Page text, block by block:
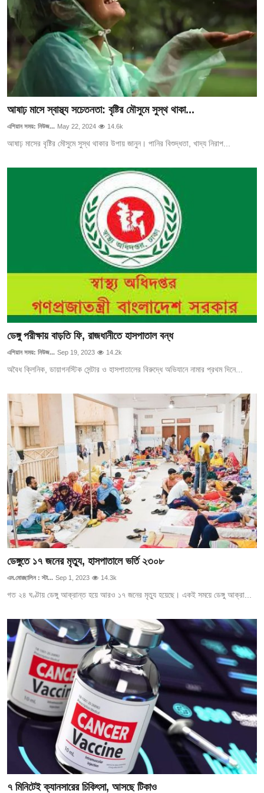
চাকরি
আষাঢ় মাসে স্বাস্থ্য সচেতনতা: বৃষ্টির মৌসুমে সুস্থ থাকা...
এশিয়ান সময়: নিউজ... May 22, 2024 14.6k
আষাঢ় মাসের বৃষ্টির মৌসুমে সুস্থ থাকার উপায় জানুন। পানির বিশুদ্ধতা, খাদ্য নিরাপ...
ডেঙ্গু পরীক্ষায় বাড়তি ফি, রাজধানীতে হাসপাতাল বন্ধ
এশিয়ান সময়: নিউজ... Sep 19, 2023 14.2k
অবৈধ ক্লিনিক, ডায়াগনস্টিক সেন্টার ও হাসপাতালের বিরুদ্ধে অভিযানে নামার প্রথম দিনে...
ডেঙ্গুতে ১৭ জনের মৃত্যু, হাসপাতালে ভর্তি ২৩০৮
এম.মোরছালিন : স্টা... Sep 1, 2023 14.3k
গত ২৪ ঘণ্টায় ডেঙ্গু আক্রান্ত হয়ে আরও ১৭ জনের মৃত্যু হয়েছে। একই সময়ে ডেঙ্গু আক্রা...
৭ মিনিটেই ক্যানসারের চিকিৎসা, আসছে টিকাও